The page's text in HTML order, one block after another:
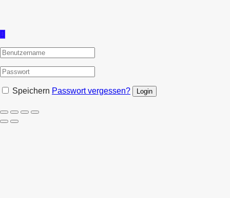
Speichern Passwort vergessen?